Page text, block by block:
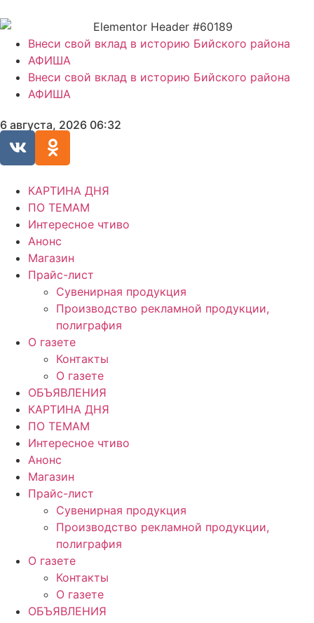
Внеси свой вклад в историю Бийского района
АФИША
Внеси свой вклад в историю Бийского района
АФИША
6 августа, 2026 06:32
КАРТИНА ДНЯ
ПО ТЕМАМ
Интересное чтиво
Анонс
Магазин
Прайс-лист
Сувенирная продукция
Производство рекламной продукции,
полиграфия
О газете
Контакты
О газете
ОБЪЯВЛЕНИЯ
КАРТИНА ДНЯ
ПО ТЕМАМ
Интересное чтиво
Анонс
Магазин
Прайс-лист
Сувенирная продукция
Производство рекламной продукции,
полиграфия
О газете
Контакты
О газете
ОБЪЯВЛЕНИЯ